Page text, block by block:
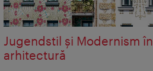
Jugendstil şi Modernism în
arhitectură